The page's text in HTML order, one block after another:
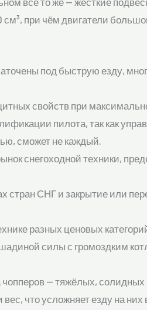
при чём двигатели
под быструю езду,
свойств при
пилота, так как
сможет не каждый.
снегоходной техники,
стран СНГ и закрытие или
разных ценовых
силы с громоздким
— тяжёлых, солидных
что усложняет езду на них